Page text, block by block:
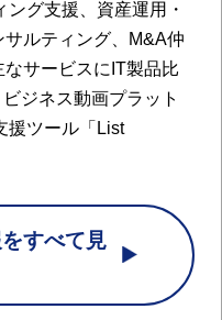
グ支援、資産運用・
ルティング、M&A仲
サービスにIT製品比
ジネス動画プラット
援ツール「List
すべて見